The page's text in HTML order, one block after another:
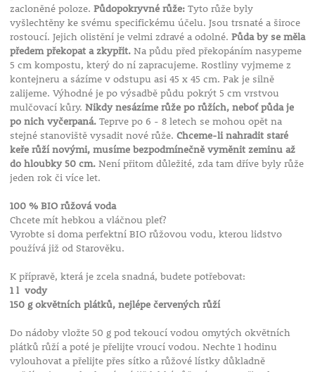
zacloněné poloze. Půdopokryvné růže:Tyto růže byly
vyšlechtěny ke svému specifickému účelu. Jsou trsnaté a široce
rostoucí. Jejich olistění je velmi zdravé a odolné. Půda by se měla
předem překopat a zkypřit.Na půdu před překopáním nasypeme
5 cm kompostu, který do ní zapracujeme. Rostliny vyjmeme z
kontejneru a sázíme v odstupu asi 45 x 45 cm. Pak je silně
zalijeme. Výhodné je po výsadbě půdu pokrýt 5 cm vrstvou
mulčovací kůry. Nikdy nesázíme růže po růžích, neboť půda je
po nich vyčerpaná.Teprve po 6 - 8 letech se mohou opět na
stejné stanoviště vysadit nové růže. Chceme-li nahradit staré
keře růží novými, musíme bezpodmínečně vyměnit zeminu až
do hloubky 50 cm.Není přitom důležité, zda tam dříve byly růže
jeden rok či více let.
100 % BIO růžová voda
Chcete mít hebkou a vláčnou pleť?
Vyrobte si doma perfektní BIO růžovou vodu, kterou lidstvo
používá již od Starověku.
K přípravě, která je zcela snadná, budete potřebovat:
1 l vody
150 g okvětních plátků, nejlépe červených růží
Do nádoby vložte 50 g pod tekoucí vodou omytých okvětních
plátků růží a poté je přelijte vroucí vodou. Nechte 1 hodinu
vylouhovat a přelijte přes sítko a růžové lístky důkladně